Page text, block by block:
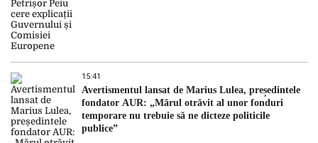
15:41
Avertismentul lansat de Marius Lulea, președintele
fondator AUR: „Mărul otrăvit al unor fonduri
temporare nu trebuie să ne dicteze politicile
publice”